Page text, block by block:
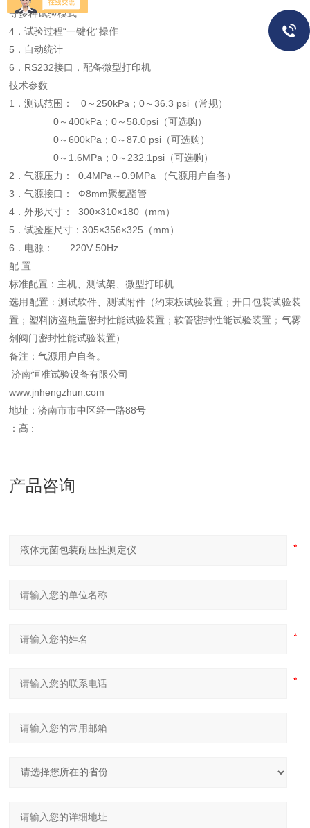
等多种试验模式
4．试验过程“一键化”操作
5．自动统计
6．RS232接口，配备微型打印机
技术参数
1．测试范围： 0～250kPa；0～36.3 psi（常规）
0～400kPa；0～58.0psi（可选购）
0～600kPa；0～87.0 psi（可选购）
0～1.6MPa；0～232.1psi（可选购）
2．气源压力： 0.4MPa～0.9MPa （气源用户自备）
3．气源接口： Ф8mm聚氨酯管
4．外形尺寸： 300×310×180（mm）
5．试验座尺寸：305×356×325（mm）
6．电源： 220V 50Hz
配 置
标准配置：主机、测试架、微型打印机
选用配置：测试软件、测试附件（约束板试验装置；开口包装试验装
置；塑料防盗瓶盖密封性能试验装置；软管密封性能试验装置；气雾
剂阀门密封性能试验装置）
备注：气源用户自备。
济南恒准试验设备有限公司
www.jnhengzhun.com
地址：济南市市中区经一路88号
：高 :
产品咨询